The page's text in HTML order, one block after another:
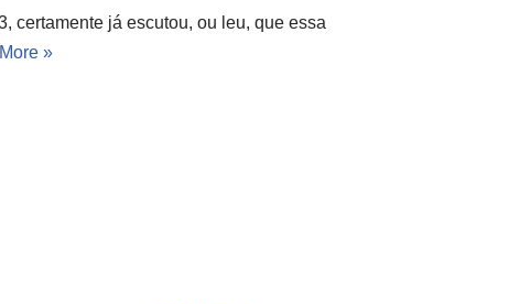
certamente já escutou, ou leu, que essa
»